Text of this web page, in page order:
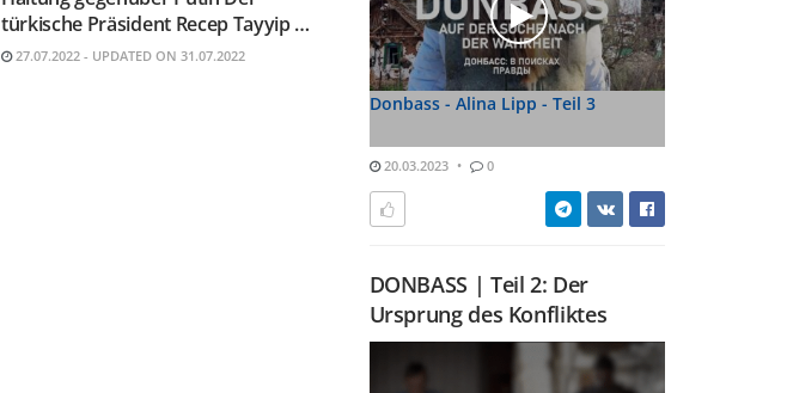
türkische Präsident Recep Tayyip …
27.07.2022 - UPDATED ON 31.07.2022
Donbass - Alina Lipp - Teil 3
20.03.2023 0
DONBASS | Teil 2: Der
Ursprung des Konfliktes